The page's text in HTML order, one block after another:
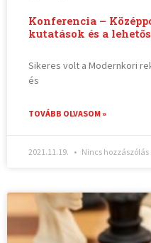
Konferencia –
kutatások és a
Sikeres volt a Modernkori
és
TOVÁBB OLVASOM »
2021.11.19. Nincs hozzászólás